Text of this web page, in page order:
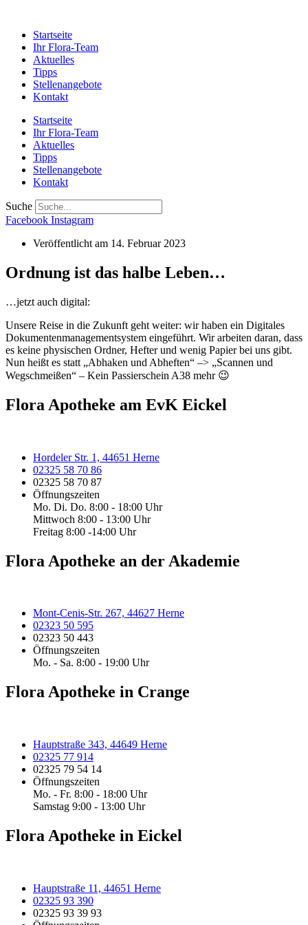
Startseite
Ihr Flora-Team
Aktuelles
Tipps
Stellenangebote
Kontakt
Startseite
Ihr Flora-Team
Aktuelles
Tipps
Stellenangebote
Kontakt
Suche
Facebook Instagram
Veröffentlicht am 14. Februar 2023
Ordnung ist das halbe Leben…
…jetzt auch digital:
Unsere Reise in die Zukunft geht weiter: wir haben ein Digitales
Dokumentenmanagementsystem eingeführt. Wir arbeiten daran, dass
es keine physischen Ordner, Hefter und wenig Papier bei uns gibt.
Nun heißt es statt „Abhaken und Abheften“ –> „Scannen und
Wegschmeißen“ – Kein Passierschein A38 mehr 😉
Flora Apotheke am EvK Eickel
Hordeler Str. 1, 44651 Herne
02325 58 70 86
02325 58 70 87
Öffnungszeiten
Mo. Di. Do. 8:00 - 18:00 Uhr
Mittwoch 8:00 - 13:00 Uhr
Freitag 8:00 -14:00 Uhr
Flora Apotheke an der Akademie
Mont-Cenis-Str. 267, 44627 Herne
02323 50 595
02323 50 443
Öffnungszeiten
Mo. - Sa. 8:00 - 19:00 Uhr
Flora Apotheke in Crange
Hauptstraße 343, 44649 Herne
02325 77 914
02325 79 54 14
Öffnungszeiten
Mo. - Fr. 8:00 - 18:00 Uhr
Samstag 9:00 - 13:00 Uhr
Flora Apotheke in Eickel
Hauptstraße 11, 44651 Herne
02325 93 390
02325 93 39 93